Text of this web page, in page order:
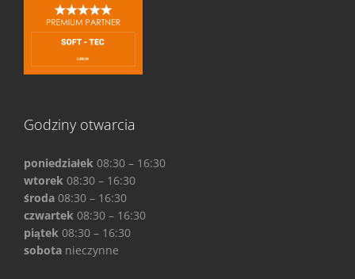
Godziny otwarcia
poniedziałek 08:30 – 16:30
wtorek 08:30 – 16:30
środa 08:30 – 16:30
czwartek 08:30 – 16:30
piątek 08:30 – 16:30
sobota nieczynne